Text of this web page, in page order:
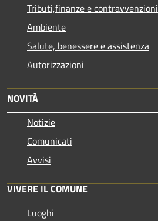
Tributi,finanze e contravvenzioni
Ambiente
Salute, benessere e assistenza
Autorizzazioni
NOVITÀ
Notizie
Comunicati
Avvisi
VIVERE IL COMUNE
Luoghi